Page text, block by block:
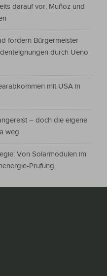
darauf vor, Muñoz und
fordern Bürgermeister
durch Ueno
mit USA in
– doch die eigene
weg
Von Solarmodulen im
Prüfung